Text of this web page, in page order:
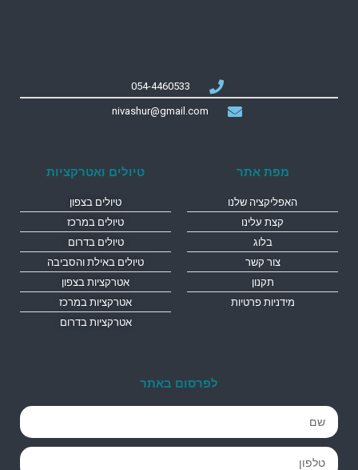
054-4460533
nivashur@gmail.com
מפת אתר
האפליקציה שלנו
קצת עלינו
בלוג
צור קשר
תקנון
מידניות פרטיות
טיולים ואטרקציות
טיולים בצפון
טיולים במרכז
טיולים בדרום
טיולים באילת והסביבה
אטרקציות בצפון
אטרקציות במרכז
אטרקציות בדרום
לפרסום באתר